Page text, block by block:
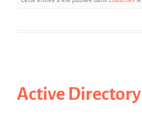
Active Directory